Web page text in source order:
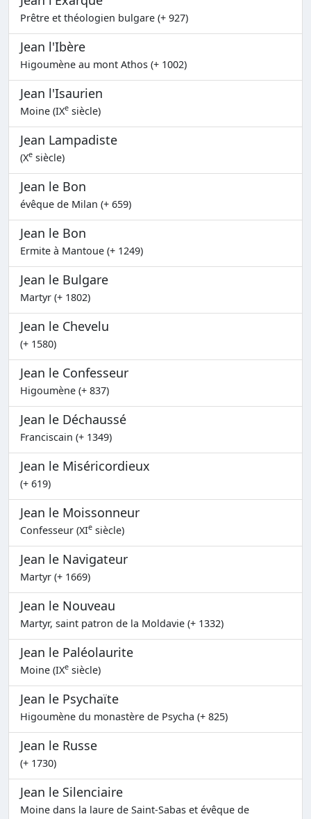
Prêtre et théologien bulgare (+ 927)
Jean l'Ibère
Higoumène au mont Athos (+ 1002)
Jean l'Isaurien
Moine (IXe siècle)
Jean Lampadiste
(Xe siècle)
Jean le Bon
évêque de Milan (+ 659)
Jean le Bon
Ermite à Mantoue (+ 1249)
Jean le Bulgare
Martyr (+ 1802)
Jean le Chevelu
(+ 1580)
Jean le Confesseur
Higoumène (+ 837)
Jean le Déchaussé
Franciscain (+ 1349)
Jean le Miséricordieux
(+ 619)
Jean le Moissonneur
Confesseur (XIe siècle)
Jean le Navigateur
Martyr (+ 1669)
Jean le Nouveau
Martyr, saint patron de la Moldavie (+ 1332)
Jean le Paléolaurite
Moine (IXe siècle)
Jean le Psychaïte
Higoumène du monastère de Psycha (+ 825)
Jean le Russe
(+ 1730)
Jean le Silenciaire
Moine dans la laure de Saint-Sabas et évêque de